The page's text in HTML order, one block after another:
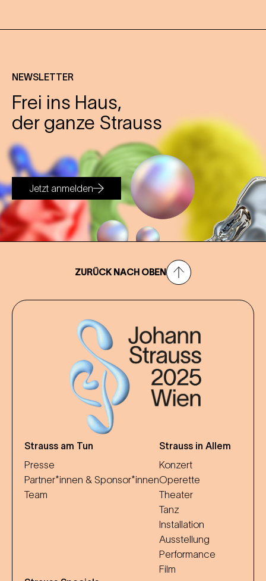
NEWSLETTER
Frei ins Haus,
der ganze Strauss
Jetzt anmelden
ZURÜCK NACH OBEN
Strauss am Tun
Presse
Partner*innen & Sponsor*innen
Team
Strauss in Allem
Konzert
Operette
Theater
Tanz
Installation
Ausstellung
Performance
Film